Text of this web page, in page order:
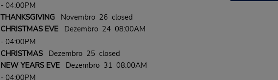
- 04:00PM
THANKSGIVINGNovembro 26 closed
CHRISTMAS EVEDezembro 24 08:00AM
- 04:00PM
CHRISTMASDezembro 25 closed
NEW YEARS EVEDezembro 31 08:00AM
- 04:00PM